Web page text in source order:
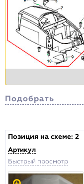
Подобрать
Цена , р.
от: до:
Позиция на схеме: 2
Артикул
Быстрый просмотр